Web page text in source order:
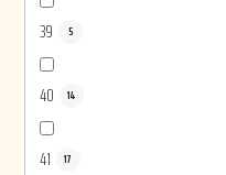
39 5
40 14
41 17